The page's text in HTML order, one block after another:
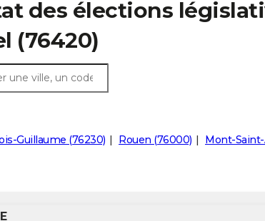
des élections
(76420)
Guillaume (76230) Rouen (76000) Mont-Saint-